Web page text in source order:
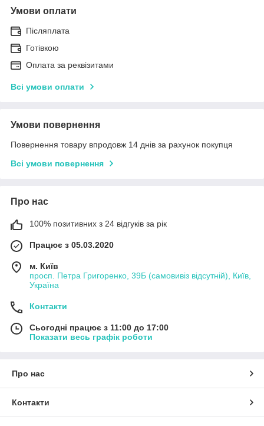
Умови оплати
Післяплата
Готівкою
Оплата за реквізитами
Всі умови оплати
Умови повернення
Повернення товару впродовж 14 днів за рахунок покупця
Всі умови повернення
Про нас
100% позитивних з 24 відгуків за рік
Працює з 05.03.2020
м. Київ
просп. Петра Григоренко, 39Б (самовивіз відсутній), Київ,
Україна
Контакти
Сьогодні працює з 11:00 до 17:00
Показати весь графік роботи
Про нас
Контакти